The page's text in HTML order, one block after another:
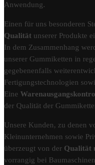
Anwendung.
Einen für uns besonderen
Qualität unserer Produkte
In dem Zusammenhang
unserer Gummiketten in
gegebenenfalls
Fertigungstechnologien
Eine
der Qualität der
Unsere Kunden, zu denen
Kleinunternehmen sowie
überzeugt von der Qualität
vorrangig bei